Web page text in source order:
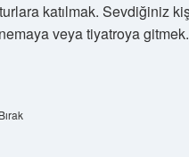
katılmak. Sevdiğiniz
veya tiyatroya